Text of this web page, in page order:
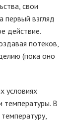
свои
первый взгляд
действие.
потеков,
(пока оно
условиях
температуры. В